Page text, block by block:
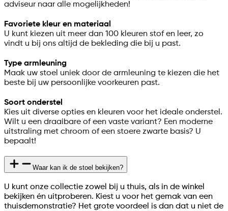
adviseur naar alle mogelijkheden!
Favoriete kleur en materiaal
U kunt kiezen uit meer dan 100 kleuren stof en leer, zo
vindt u bij ons altijd de bekleding die bij u past.
Type armleuning
Maak uw stoel uniek door de armleuning te kiezen die het
beste bij uw persoonlijke voorkeuren past.
Soort onderstel
Kies uit diverse opties en kleuren voor het ideale onderstel.
Wilt u een draaibare of een vaste variant? Een moderne
uitstraling met chroom of een stoere zwarte basis? U
bepaalt!
Waar kan ik de stoel bekijken?
U kunt onze collectie zowel bij u thuis, als in de winkel
bekijken én uitproberen. Kiest u voor het gemak van een
thuisdemonstratie? Het grote voordeel is dan dat u niet de